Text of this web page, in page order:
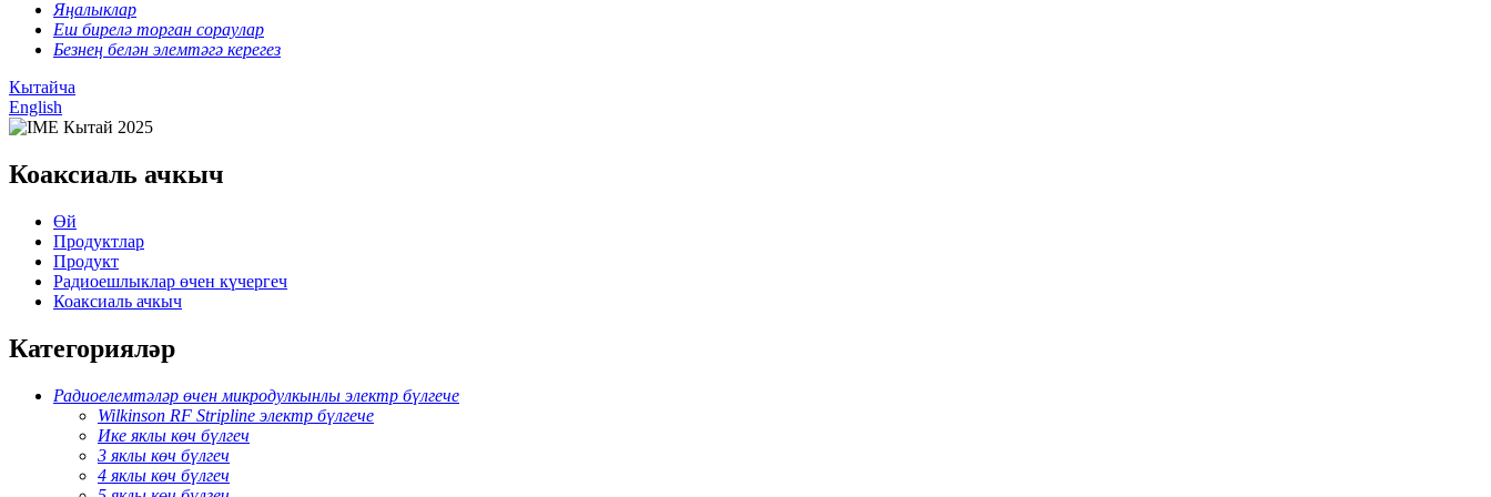
Яңалыклар
Еш бирелә торган сораулар
Безнең белән элемтәгә керегез
Кытайча
English
Коаксиаль ачкыч
Өй
Продуктлар
Продукт
Радиоешлыклар өчен күчергеч
Коаксиаль ачкыч
Категорияләр
Радиоелемтәләр өчен микродулкынлы электр бүлгече
Wilkinson RF Stripline электр бүлгече
Ике яклы көч бүлгеч
3 яклы көч бүлгеч
4 яклы көч бүлгеч